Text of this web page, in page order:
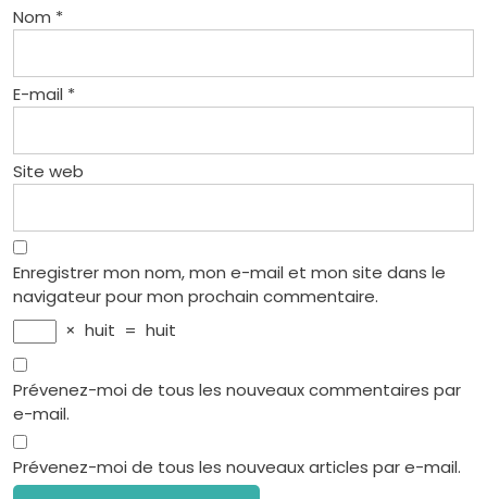
Nom *
E-mail *
Site web
Enregistrer mon nom, mon e-mail et mon site dans le
navigateur pour mon prochain commentaire.
× huit = huit
Prévenez-moi de tous les nouveaux commentaires par
e-mail.
Prévenez-moi de tous les nouveaux articles par e-mail.